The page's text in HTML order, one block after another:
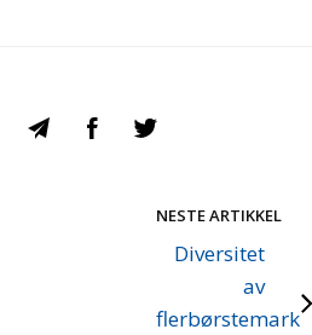
NESTE ARTIKKEL
Diversitet
av
flerbørstemark